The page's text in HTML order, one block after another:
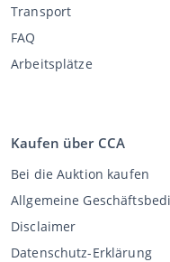
Transport
FAQ
Arbeitsplätze
Kaufen über CCA
Bei die Auktion kaufen
Allgemeine
Disclaimer
Datenschutz-Erklärung